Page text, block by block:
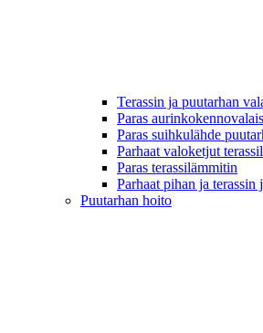
Terassin ja puutarhan
Paras
Paras suihkulähde
Parhaat valoketjut
Paras terassilämmitin
Parhaat pihan ja terassin
Puutarhan hoito